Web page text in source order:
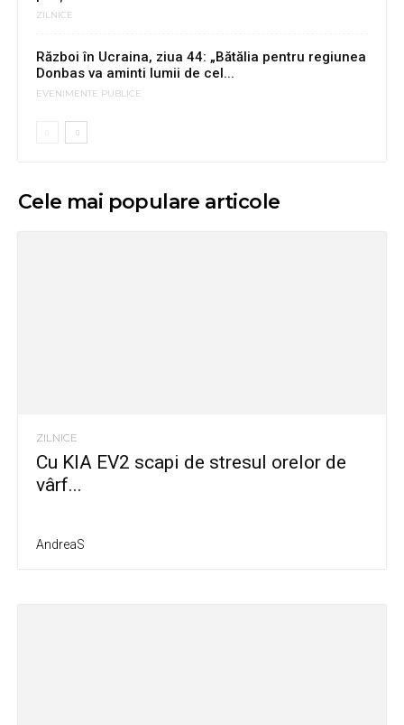
ZILNICE
Război în Ucraina, ziua 44: „Bătălia pentru regiunea
Donbas va aminti lumii de cel...
EVENIMENTE PUBLICE
Cele mai populare articole
ZILNICE
Cu KIA EV2 scapi de stresul orelor de
vârf...
AndreaS